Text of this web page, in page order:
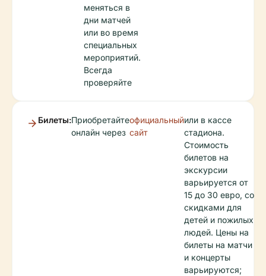
меняться в
дни матчей
или во время
специальных
мероприятий.
Всегда
проверяйте
Билеты:Приобретайте
онлайн через
официальный
сайт
или в кассе
стадиона.
Стоимость
билетов на
экскурсии
варьируется от
15 до 30 евро, со
скидками для
детей и пожилых
людей. Цены на
билеты на матчи
и концерты
варьируются;